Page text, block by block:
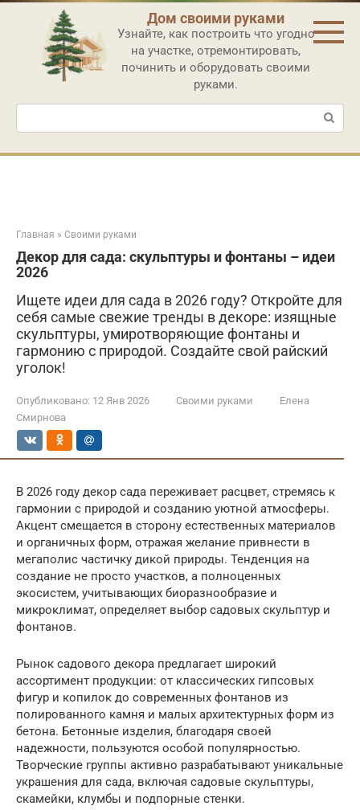
Перейти
контенту
Дом своими руками
Узнайте, как построить что угодно
на участке, отремонтировать,
починить и оборудовать своими
руками.
Поиск:
Главная » Своими руками
Декор для сада: скульптуры и фонтаны – идеи
2026
Ищете идеи для сада в 2026 году? Откройте для
себя самые свежие тренды в декоре: изящные
скульптуры, умиротворяющие фонтаны и
гармонию с природой. Создайте свой райский
уголок!
Опубликовано: 12 Янв 2026 Своими руками
Елена
Смирнова
В 2026 году декор сада переживает расцвет, стремясь к
гармонии с природой и созданию уютной атмосферы.
Акцент смещается в сторону естественных материалов
и органичных форм, отражая желание привнести в
мегаполис частичку дикой природы. Тенденция на
создание не просто участков, а полноценных
экосистем, учитывающих биоразнообразие и
микроклимат, определяет выбор садовых скульптур и
фонтанов.
Рынок садового декора предлагает широкий
ассортимент продукции: от классических гипсовых
фигур и копилок до современных фонтанов из
полированного камня и малых архитектурных форм из
бетона. Бетонные изделия, благодаря своей
надежности, пользуются особой популярностью.
Творческие группы активно разрабатывают уникальные
украшения для сада, включая садовые скульптуры,
скамейки, клумбы и подпорные стенки.